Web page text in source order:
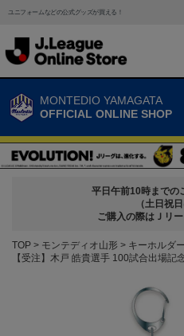
ユニフォームなどの公式グッズが買える！
MONTEDIO YAMAGATA
OFFICIAL ONLINE SHOP
平日午前10時までの
（土日祝
ご購入の際はＪリー
TOP モンテディオ山形
キーホルダ
【受注】木戸 皓貴選手 100試合出場記